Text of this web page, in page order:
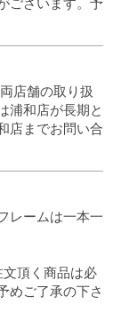
ございます。予
店舗の取り扱
浦和店が長期と
店までお問い合
レームは一本一
頂く商品は必
めご了承の下さ